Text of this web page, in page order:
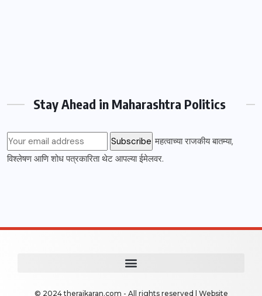
Stay Ahead in Maharashtra Politics
महत्वाच्या राजकीय बातम्या,
विश्लेषण आणि शोध पत्रकारिता थेट आपल्या ईमेलवर.
© 2024 therajkaran.com - All rights reserved | Website